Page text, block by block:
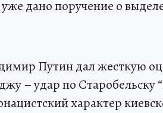
уже дано поручение о
Путин дал жесткую
– удар по Старобельску
характер